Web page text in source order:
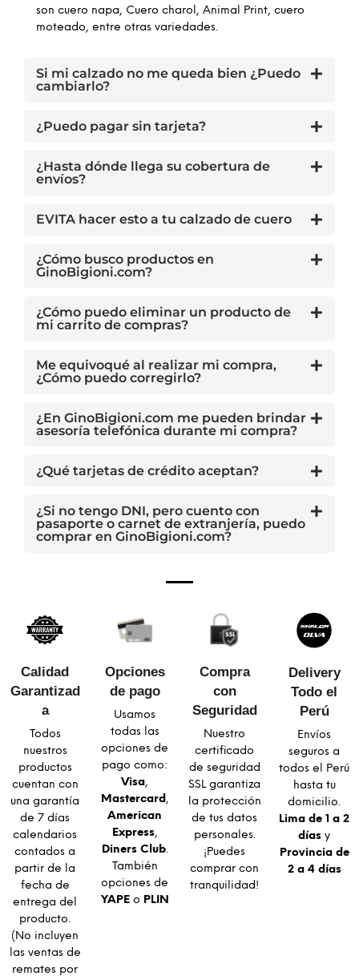
son cuero napa, Cuero charol, Animal Print, cuero
moteado, entre otras variedades.
Si mi calzado no me queda bien ¿Puedo
cambiarlo?
¿Puedo pagar sin tarjeta?
¿Hasta dónde llega su cobertura de
envíos?
EVITA hacer esto a tu calzado de cuero
¿Cómo busco productos en
GinoBigioni.com?
¿Cómo puedo eliminar un producto de
mi carrito de compras?
Me equivoqué al realizar mi compra,
¿Cómo puedo corregirlo?
¿En GinoBigioni.com me pueden brindar
asesoría telefónica durante mi compra?
¿Qué tarjetas de crédito aceptan?
¿Si no tengo DNI, pero cuento con
pasaporte o carnet de extranjería, puedo
comprar en GinoBigioni.com?
Calidad
Garantizad
a​
Todos
nuestros
productos
cuentan con
una garantía
de 7 días
calendarios
contados a
partir de la
fecha de
entrega del
producto.
(No incluyen
las ventas de
remates por
Opciones
de pago
Usamos
todas las
opciones de
pago como:
Visa,
Mastercard,
American
Express,
Diners Club.
También
opciones de
YAPEo PLIN
Compra
con
Seguridad​
Nuestro
certificado
de seguridad
SSL garantiza
la protección
de tus datos
personales.
¡Puedes
comprar con
tranquilidad!
Delivery
Todo el
Perú
Envíos
seguros a
todos el Perú
hasta tu
domicilio.
Lima de 1 a 2
días y
Provincia de
2 a 4 días